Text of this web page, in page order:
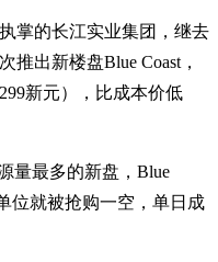
掌的长江实业集团，继去
推出新楼盘Blue Coast，
新元），比成本价低
量最多的新盘，Blue
位就被抢购一空，单日成